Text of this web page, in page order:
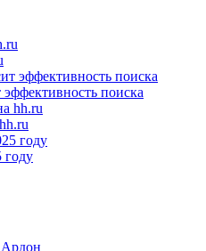
поиска
году
Ардон